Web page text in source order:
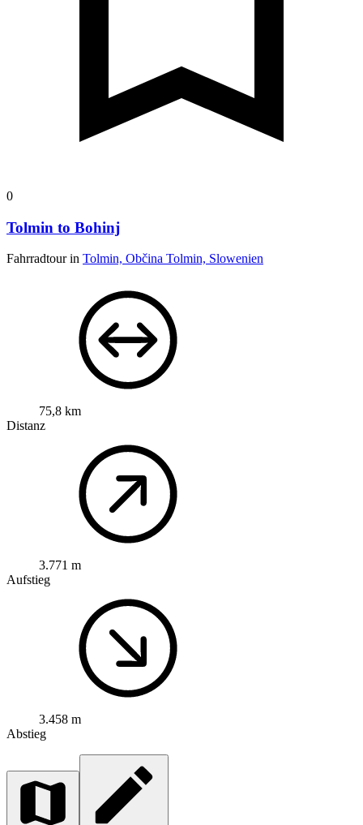
0
Tolmin to Bohinj
Fahrradtour in Tolmin, Občina Tolmin, Slowenien
75,8 km
Distanz
3.771 m
Aufstieg
3.458 m
Abstieg